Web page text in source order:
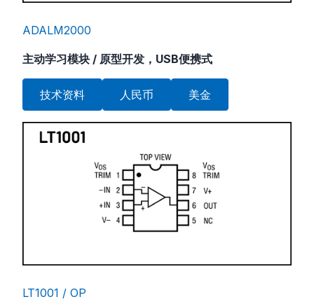
ADALM2000
主动学习模块 / 原型开发，USB便携式
技术资料 人民币 美金
LT1001 / OP